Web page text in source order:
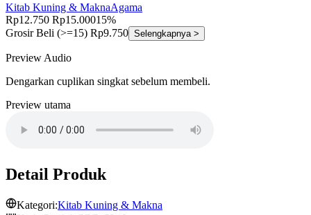
Kitab Kuning & MaknaAgama
Rp12.750 Rp15.00015%
GrosirBeli (>=15) Rp9.750 Selengkapnya >
Preview Audio
Dengarkan cuplikan singkat sebelum membeli.
Preview utama
Detail Produk
Kategori:Kitab Kuning & Makna